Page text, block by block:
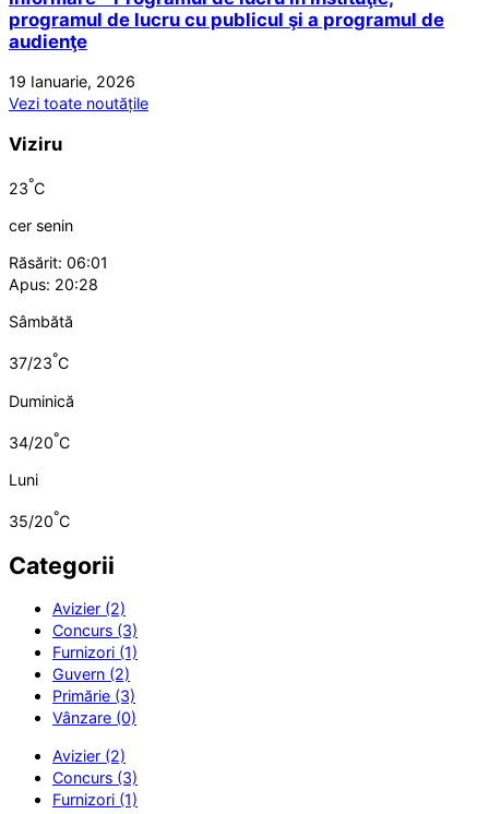
programul de lucru cu publicul şi a programul de
audienţe
19 Ianuarie, 2026
Vezi toate noutățile
Viziru
23°C
cer senin
Răsărit: 06:01
Apus: 20:28
Sâmbătă
37/23°C
Duminică
34/20°C
Luni
35/20°C
Categorii
Avizier (2)
Concurs (3)
Furnizori (1)
Guvern (2)
Primărie (3)
Vânzare (0)
Avizier (2)
Concurs (3)
Furnizori (1)